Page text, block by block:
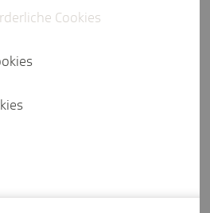
dafür sorgen, dass ihr
und Neujahr besetzt
und Feiertagsarbeit
Sonn- und Feiertagen ist laut
durch die
Cookies